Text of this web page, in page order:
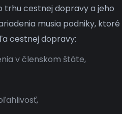
trhu cestnej dopravy a jeho
musia podniky, ktoré
cestnej dopravy:
v členskom štáte,